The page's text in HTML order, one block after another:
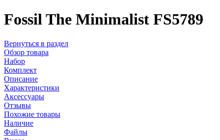
Fossil The Minimalist FS5789
Вернуться в раздел
Обзор товара
Набор
Комплект
Описание
Характеристики
Аксессуары
Отзывы
Похожие товары
Наличие
Файлы